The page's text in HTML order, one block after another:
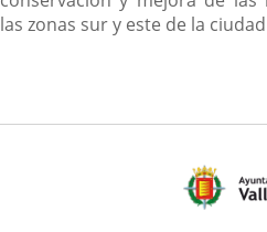
las zonas sur y este de la